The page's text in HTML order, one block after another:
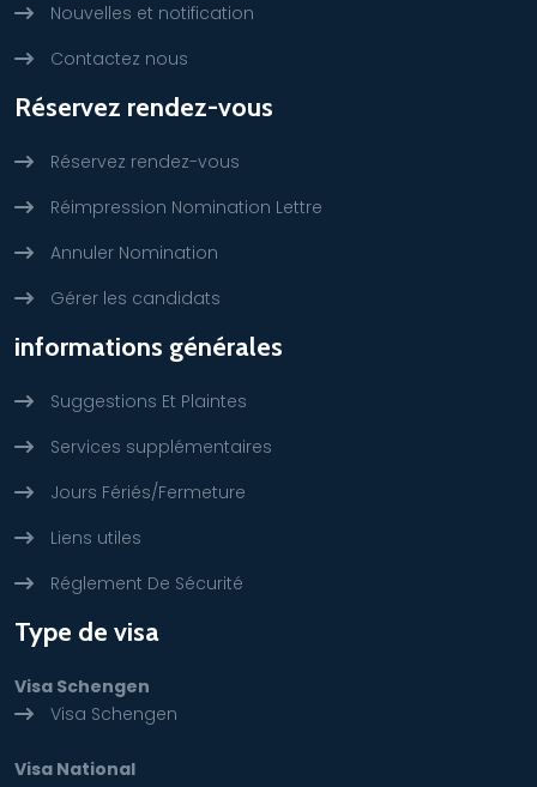
Nouvelles et notification
Contactez nous
Réservez rendez-vous
Réservez rendez-vous
Réimpression Nomination Lettre
Annuler Nomination
Gérer les candidats
informations générales
Suggestions Et Plaintes
Services supplémentaires
Jours Fériés/Fermeture
Liens utiles
Réglement De Sécurité
Type de visa
Visa Schengen
Visa Schengen
Visa National